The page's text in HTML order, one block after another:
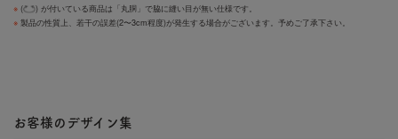
※ (
) が付いている商品は「丸胴」で脇に縫い目が無い仕様です。
※ 製品の性質上、若干の誤差(2〜3cm程度)が発生する場合がございます。予めご了承下さい。
お客様のデザイン集